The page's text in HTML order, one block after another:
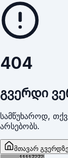
404
გვერდი
სამწუხაროდ,
არსებობს.
მთავარ